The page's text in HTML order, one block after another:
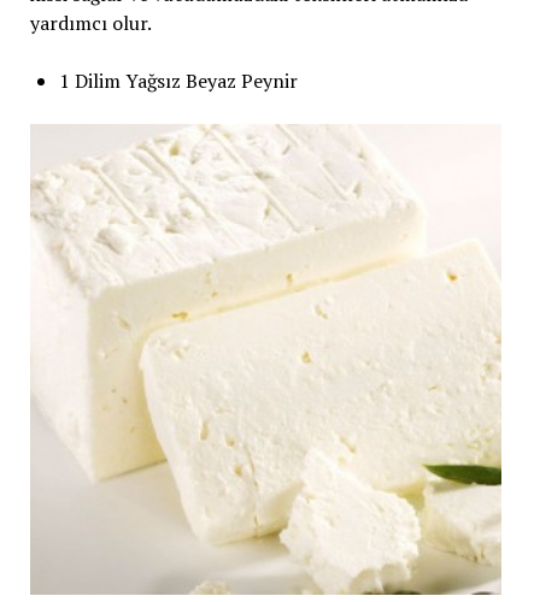
yardımcı olur.
1 Dilim Yağsız Beyaz Peynir